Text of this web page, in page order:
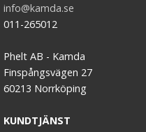
info@kamda.se
011-265012
Phelt AB - Kamda
Finspångsvägen 27
60213 Norrköping
KUNDTJÄNST